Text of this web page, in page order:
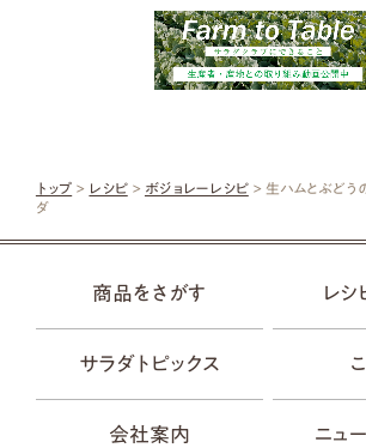
トップ > レシピ> ボジョレーレシピ> 生ハムとぶどう
ダ
商品をさがす レシ
サラダトピックス
会社案内 ニュ